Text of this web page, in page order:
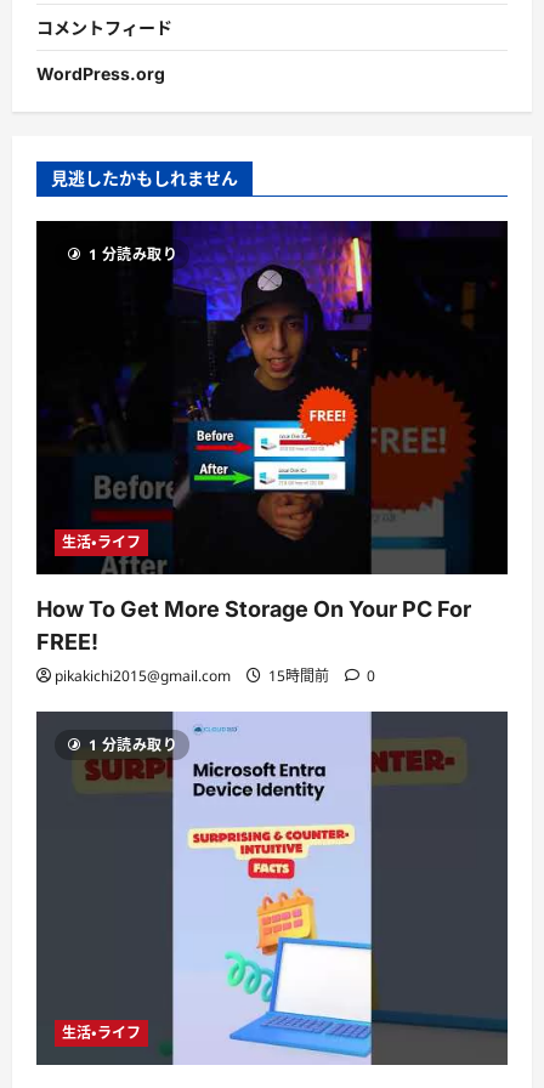
コメントフィード
WordPress.org
見逃したかもしれません
1 分読み取り
生活・ライフ
How To Get More Storage On Your PC For
FREE!
pikakichi2015@gmail.com 15時間前 0
1 分読み取り
生活・ライフ